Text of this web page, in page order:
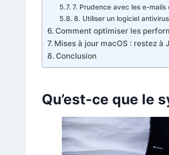
7. Prudence avec les e-
8. Utiliser un logiciel antivirus
Comment optimiser les
Mises à jour macOS : restez à
Conclusion
Qu’est-ce que le